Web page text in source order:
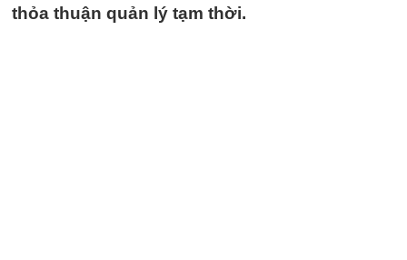
thỏa thuận quản lý tạm thời.